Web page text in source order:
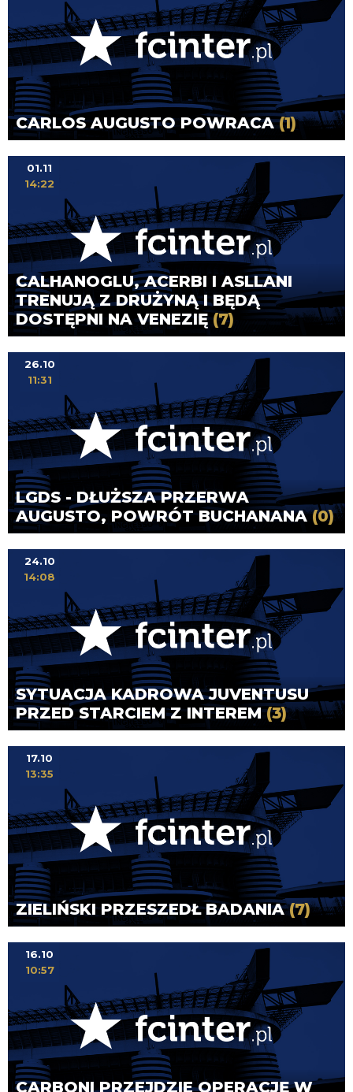
CARLOS AUGUSTO POWRACA(1)
CALHANOGLU, ACERBI I ASLLANI
TRENUJĄ Z DRUŻYNĄ I BĘDĄ
DOSTĘPNI NA VENEZIĘ(7)
01.11
14:22
LGDS - DŁUŻSZA PRZERWA
AUGUSTO, POWRÓT BUCHANANA(0)
26.10
11:31
SYTUACJA KADROWA JUVENTUSU
PRZED STARCIEM Z INTEREM(3)
24.10
14:08
ZIELIŃSKI PRZESZEDŁ BADANIA(7)
17.10
13:35
CARBONI PRZEJDZIE OPERACJĘ W
16.10
10:57